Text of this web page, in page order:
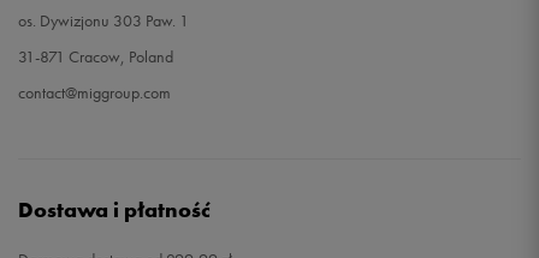
os. Dywizjonu 303 Paw. 1
31-871 Cracow, Poland
contact@miggroup.com
Dostawa i płatność